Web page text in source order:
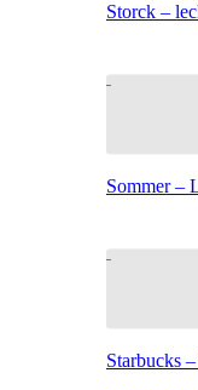
Storck –
Sommer –
Starbucks